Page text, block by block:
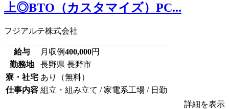
上◎BTO（カスタマイズ）PC...
フジアルテ株式会社
給与 月収例400,000円
勤務地
長野県 長野市
寮・社宅 あり（無料）
仕事内容 組立・組み立て / 家電系工場 / 日勤
詳細を表示